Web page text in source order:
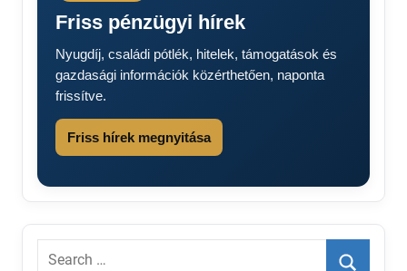
Friss pénzügyi hírek
Nyugdíj, családi pótlék, hitelek, támogatások és
gazdasági információk közérthetően, naponta
frissítve.
Friss hírek megnyitása
Search